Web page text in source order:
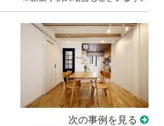
次の事例を見る